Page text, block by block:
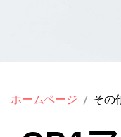
ホームページ その